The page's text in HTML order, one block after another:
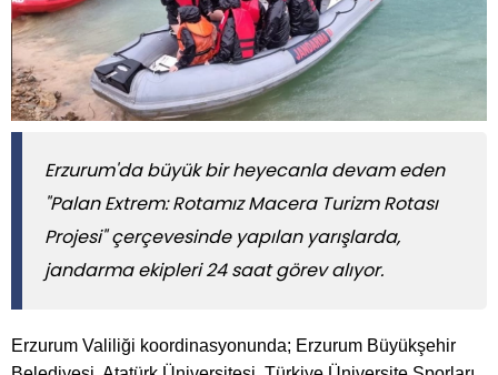
​​​​​​​Erzurum'da büyük bir heyecanla devam eden
"Palan Extrem: Rotamız Macera Turizm Rotası
Projesi" çerçevesinde yapılan yarışlarda,
jandarma ekipleri 24 saat görev alıyor.
Erzurum Valiliği koordinasyonunda; Erzurum Büyükşehir